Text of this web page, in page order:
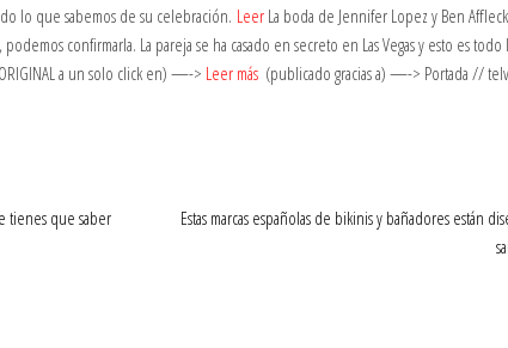
lo que sabemos de su celebración. LeerLa boda de Jennifer Lopez y Ben
confirmarla. La pareja se ha casado en secreto en Las Vegas y esto es
a un solo click en) —-> Leer más (publicado gracias a) —-> Portada //
tienes que saber
Estas marcas españolas de bikinis y bañadores están